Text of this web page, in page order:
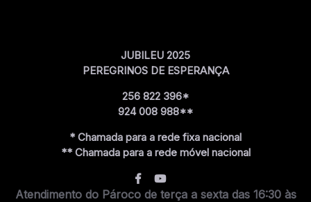
JUBILEU 2025
PEREGRINOS DE ESPERANÇA
256 822 396*
924 008 988**
* Chamada para a rede fixa nacional
** Chamada para a rede móvel nacional
Atendimento do Pároco de terça a sexta das 16:30 às